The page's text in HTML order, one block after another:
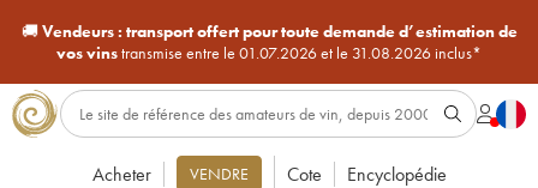
🚚Vendeurs : transport offert pour toute demande d’estimation de
vos vinstransmise entre le 01.07.2026 et le 31.08.2026 inclus*
Acheter VENDRE Cote Encyclopédie